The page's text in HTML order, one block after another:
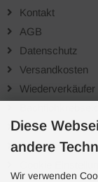
Kontakt
AGB
Datenschutz
Versandkosten
Wiederverkäufer
Richtlinien für
Diese
andere
Wir verwenden